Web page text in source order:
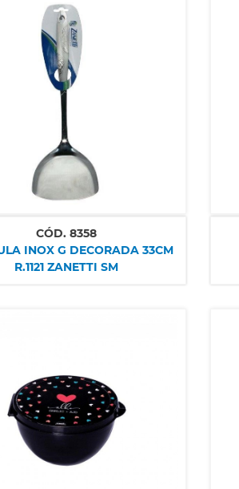
CÓD. 8358
INOX G DECORADA 33CM
R.1121 ZANETTI SM